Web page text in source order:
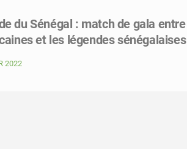
du Sénégal : match de gala entre
et les légendes sénégalaises
2022